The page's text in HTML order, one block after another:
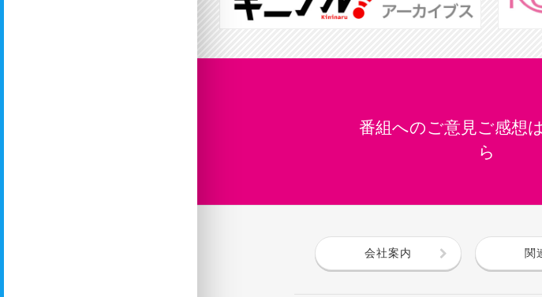
番組へのご意見ご感想
ら
会社案内 関